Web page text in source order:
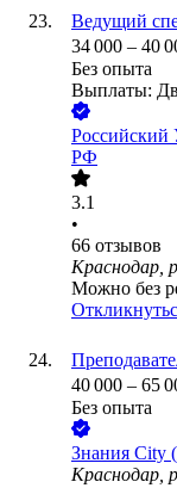
Ведущий
34 000 – 40
Без опыта
Выплаты:
Российский
РФ
3.1
•
66 отзывов
Краснодар,
Можно без
40 000 – 65
Без опыта
Знания City
Краснодар,